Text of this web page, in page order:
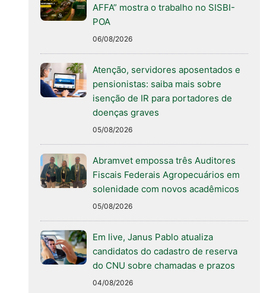
AFFA” mostra o trabalho no SISBI-
POA
06/08/2026
Atenção, servidores aposentados e
pensionistas: saiba mais sobre
isenção de IR para portadores de
doenças graves
05/08/2026
Abramvet empossa três Auditores
Fiscais Federais Agropecuários em
solenidade com novos acadêmicos
05/08/2026
Em live, Janus Pablo atualiza
candidatos do cadastro de reserva
do CNU sobre chamadas e prazos
04/08/2026